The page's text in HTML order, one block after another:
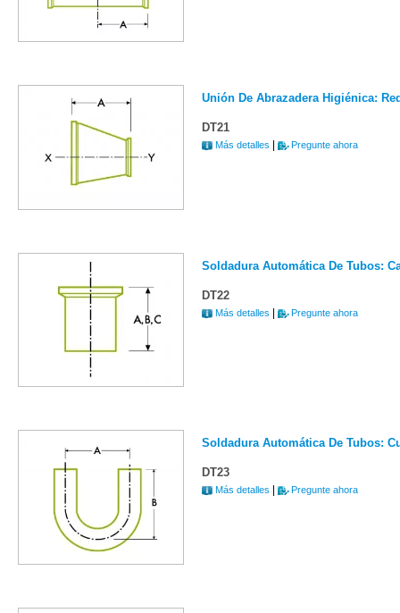
Unión De Abrazadera Higiénica:
DT21
Más detalles | Pregunte ahora
Soldadura Automática De Tubos:
DT22
Más detalles | Pregunte ahora
Soldadura Automática De Tubos:
DT23
Más detalles | Pregunte ahora